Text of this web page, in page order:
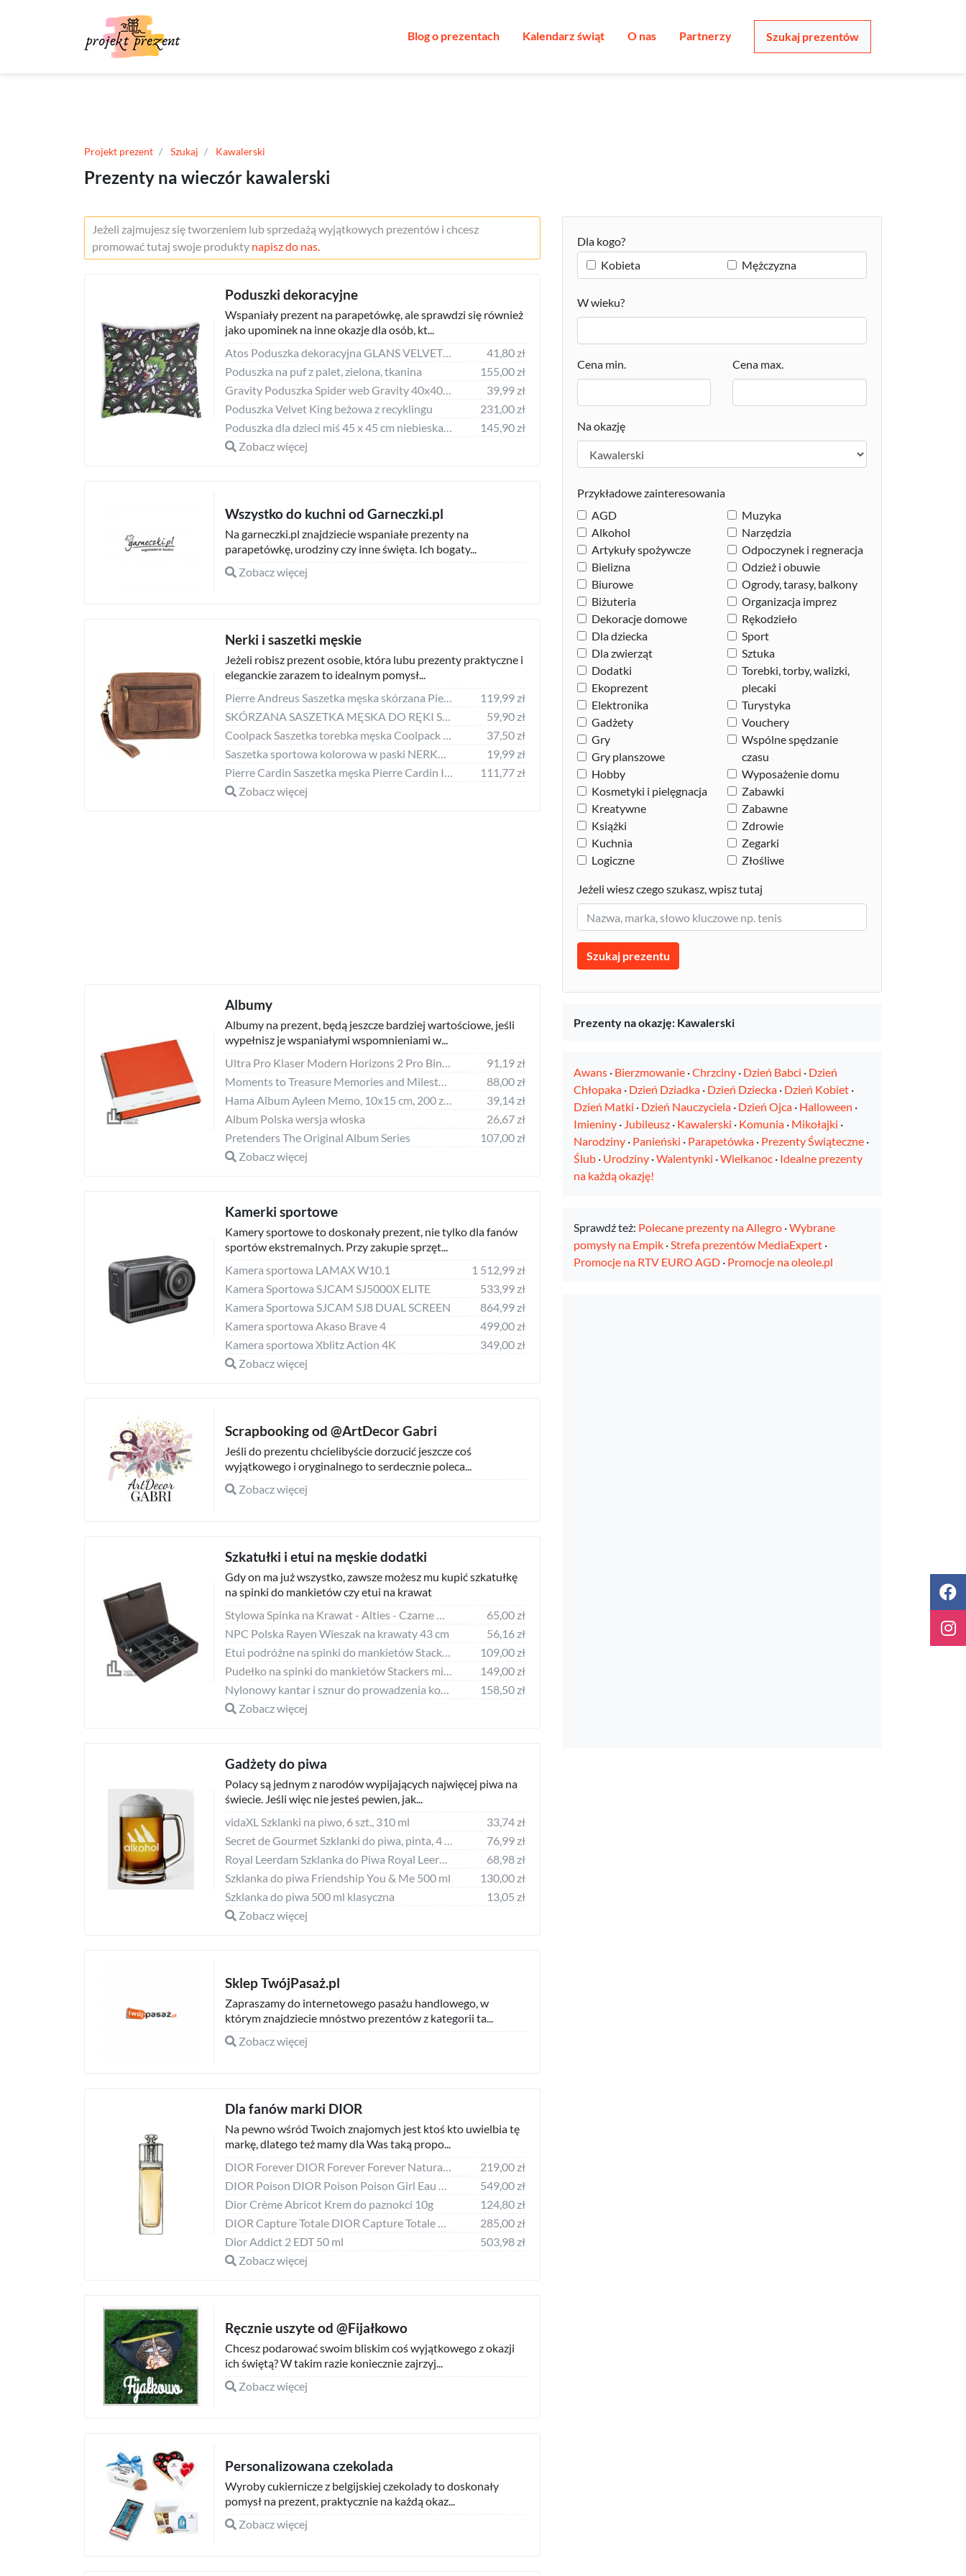
Blog o prezentach Kalendarz świąt O nas Partnerzy Szukaj prezentów
Projekt prezent Szukaj Kawalerski
Prezenty na wieczór kawalerski
Jeżeli zajmujesz się tworzeniem lub sprzedażą wyjątkowych prezentów i chcesz
promować tutaj swoje produkty napisz do nas.
Poduszki dekoracyjne
Wspaniały prezent na parapetówkę, ale sprawdzi się również
jako upominek na inne okazje dla osób, kt...
Atos Poduszka dekoracyjna GLANS VELVET 40x40 MG20 morska
41,80 zł
Poduszka na puf z palet, zielona, tkanina
155,00 zł
Gravity Poduszka Spider web Gravity 40x40 cm Kulki silikonowe
39,99 zł
Poduszka Velvet King beżowa z recyklingu
231,00 zł
Poduszka dla dzieci miś 45 x 45 cm niebieska WARANASI
145,90 zł
Zobacz więcej
Wszystko do kuchni od Garneczki.pl
Na garneczki.pl znajdziecie wspaniałe prezenty na
parapetówkę, urodziny czy inne święta. Ich bogaty...
Zobacz więcej
Nerki i saszetki męskie
Jeżeli robisz prezent osobie, która lubu prezenty praktyczne i
eleganckie zarazem to idealnym pomysł...
Pierre Andreus Saszetka męska skórzana Pierre Andreus 012 czarna
119,99 zł
SKÓRZANA SASZETKA MĘSKA DO RĘKI SKÓRA BETLEWSKI
59,90 zł
Coolpack Saszetka torebka męska Coolpack draft czarna
37,50 zł
Saszetka sportowa kolorowa w paski NERKA-ZW1 09
19,99 zł
Pierre Cardin Saszetka męska Pierre Cardin IZA366 3758
111,77 zł
Zobacz więcej
Albumy
Albumy na prezent, będą jeszcze bardziej wartościowe, jeśli
wypełnisz je wspaniałymi wspomnieniami w...
Ultra Pro Klaser Modern Horizons 2 Pro Binder na karty album
91,19 zł
Moments to Treasure Memories and Milestones: My Keepsake Baby Album
88,00 zł
Hama Album Ayleen Memo, 10x15 cm, 200 zdj. (2241)
39,14 zł
Album Polska wersja włoska
26,67 zł
Pretenders The Original Album Series
107,00 zł
Zobacz więcej
Kamerki sportowe
Kamery sportowe to doskonały prezent, nie tylko dla fanów
sportów ekstremalnych. Przy zakupie sprzęt...
Kamera sportowa LAMAX W10.1
1 512,99 zł
Kamera Sportowa SJCAM SJ5000X ELITE
533,99 zł
Kamera Sportowa SJCAM SJ8 DUAL SCREEN
864,99 zł
Kamera sportowa Akaso Brave 4
499,00 zł
Kamera sportowa Xblitz Action 4K
349,00 zł
Zobacz więcej
Scrapbooking od @ArtDecor Gabri
Jeśli do prezentu chcielibyście dorzucić jeszcze coś
wyjątkowego i oryginalnego to serdecznie poleca...
Zobacz więcej
Szkatułki i etui na męskie dodatki
Gdy on ma już wszystko, zawsze możesz mu kupić szkatułkę
na spinki do mankietów czy etui na krawat
Stylowa Spinka na Krawat - Alties - Czarne Wąsy
65,00 zł
NPC Polska Rayen Wieszak na krawaty 43 cm
56,16 zł
Etui podróżne na spinki do mankietów Stackers mini czarne
109,00 zł
Pudełko na spinki do mankietów Stackers mini brązowe z pokrywką 12 komorowe
149,00 zł
Nylonowy kantar i sznur do prowadzenia konia z opaską na muchę Imperial Riding 1
158,50 zł
Zobacz więcej
Gadżety do piwa
Polacy są jednym z narodów wypijających najwięcej piwa na
świecie. Jeśli więc nie jesteś pewien, jak...
vidaXL Szklanki na piwo, 6 szt., 310 ml
33,74 zł
Secret de Gourmet Szklanki do piwa, pinta, 4 szt. 570 ml
76,99 zł
Royal Leerdam Szklanka do Piwa Royal Leerdam Szkło Przezroczysty (37 cl)
68,98 zł
Szklanka do piwa Friendship You & Me 500 ml
130,00 zł
Szklanka do piwa 500 ml klasyczna
13,05 zł
Zobacz więcej
Sklep TwójPasaż.pl
Zapraszamy do internetowego pasażu handlowego, w
którym znajdziecie mnóstwo prezentów z kategorii ta...
Zobacz więcej
Dla fanów marki DIOR
Na pewno wśród Twoich znajomych jest ktoś kto uwielbia tę
markę, dlatego też mamy dla Was taką propo...
DIOR Forever DIOR Forever Forever Natural Nude foundation 30.0 ml
219,00 zł
DIOR Poison DIOR Poison Poison Girl Eau de Toilette Spray eau_de_toilette 100.0 ml
549,00 zł
Dior Crème Abricot Krem do paznokci 10g
124,80 zł
DIOR Capture Totale DIOR Capture Totale C.E.L.L. ENERGY - Firming & Wrinkle-Correcting Eye Cream augencreme 15.0 ml
285,00 zł
Dior Addict 2 EDT 50 ml
503,98 zł
Zobacz więcej
Ręcznie uszyte od @Fijałkowo
Chcesz podarować swoim bliskim coś wyjątkowego z okazji
ich świętą? W takim razie koniecznie zajrzyj...
Zobacz więcej
Personalizowana czekolada
Wyroby cukiernicze z belgijskiej czekolady to doskonały
pomysł na prezent, praktycznie na każdą okaz...
Zobacz więcej
Dla kogo?
Kobieta
Mężczyzna
W wieku?
Cena min. Cena max.
Na okazję
Przykładowe zainteresowania
AGD
Alkohol
Artykuły spożywcze
Bielizna
Biurowe
Biżuteria
Dekoracje domowe
Dla dziecka
Dla zwierząt
Dodatki
Ekoprezent
Elektronika
Gadżety
Gry
Gry planszowe
Hobby
Kosmetyki i pielęgnacja
Kreatywne
Książki
Kuchnia
Logiczne
Muzyka
Narzędzia
Odpoczynek i regneracja
Odzież i obuwie
Ogrody, tarasy, balkony
Organizacja imprez
Rękodzieło
Sport
Sztuka
Torebki, torby, walizki,
plecaki
Turystyka
Vouchery
Wspólne spędzanie
czasu
Wyposażenie domu
Zabawki
Zabawne
Zdrowie
Zegarki
Złośliwe
Jeżeli wiesz czego szukasz, wpisz tutaj
Szukaj prezentu
Prezenty na okazję: Kawalerski
Awans· Bierzmowanie·Chrzciny· Dzień Babci · Dzień
Chłopaka· Dzień Dziadka· Dzień Dziecka· Dzień Kobiet·
Dzień Matki · Dzień Nauczyciela· Dzień Ojca· Halloween ·
Imieniny· Jubileusz· Kawalerski · Komunia· Mikołajki ·
Narodziny· Panieński · Parapetówka· Prezenty Świąteczne·
Ślub· Urodziny·Walentynki ·Wielkanoc· Idealne prezenty
na każdą okazję!
Sprawdź też: Polecane prezenty na Allegro ·Wybrane
pomysły na Empik·Strefa prezentów MediaExpert·
Promocje na RTV EURO AGD· Promocje na oleole.pl